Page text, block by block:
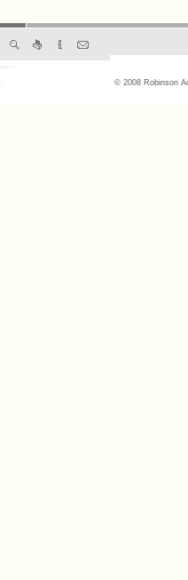
© 2008 Robinson